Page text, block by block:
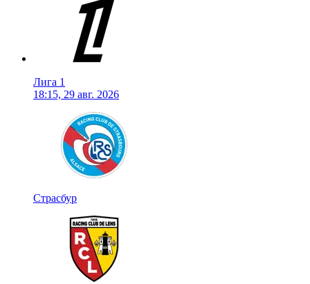
Лига 1
18:15, 29 авг. 2026
Страсбур